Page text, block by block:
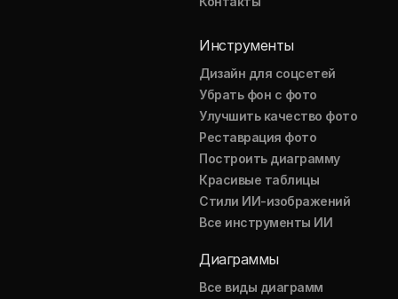
Инструменты
Дизайн для соцсетей
Убрать фон с фото
Улучшить качество фото
Реставрация фото
Построить диаграмму
Красивые таблицы
Стили ИИ-изображений
Все инструменты ИИ
Диаграммы
Все виды диаграмм